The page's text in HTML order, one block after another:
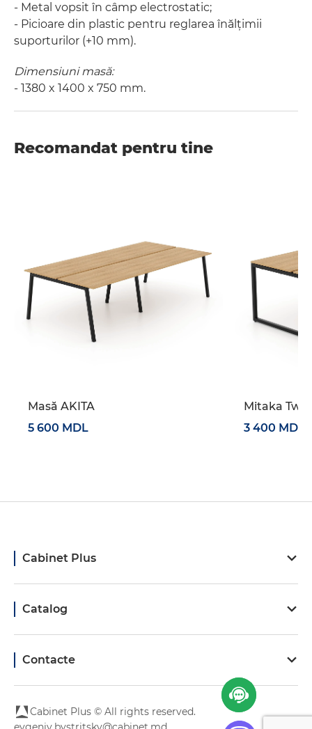
- Metal vopsit în câmp electrostatic;
- Picioare din plastic pentru reglarea înălțimii
suporturilor (+10 mm).
Dimensiuni masă:
- 1380 x 1400 x 750 mm.
Recomandat pentru tine
Masă AKITA
5 600 MDL
Mitaka
3 400 MDL
Cabinet Plus
Catalog
Contacte
Cabinet Plus © All rights reserved.